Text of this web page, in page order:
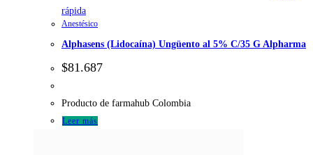
rápida
Anestésico
Alphasens (Lidocaína) Ungüento al 5% C/35 G Alpharma
$81.687
Producto de farmahub Colombia
Leer más